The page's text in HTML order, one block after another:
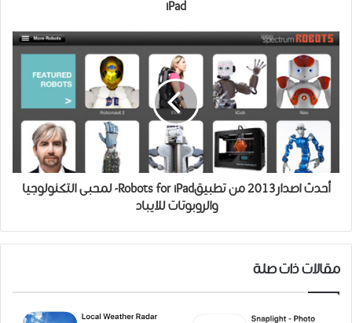
iPad
أحدث اصدار2013 من تطبيقRobots for iPad- لمحبى التكنولوجيا
والروبوتات للايباد
مقالات ذات صلة